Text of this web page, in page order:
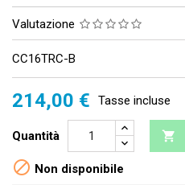
Valutazione
CC16TRC-B
214,00 € Tasse incluse
Quantità 
 Non disponibile